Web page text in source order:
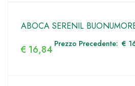
ABOCA SERENIL
€ 16,84 Prezzo Precedente: €